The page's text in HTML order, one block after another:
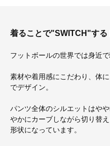
着ることで"SWITCH"する
フットボールの世界では身近
素材や着用感にこだわり、体
でデザイン。
パンツ全体のシルエットはや
やかにカーブしながら切り替
形状になっています。